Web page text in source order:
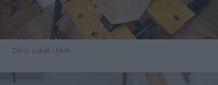
Zdroj: Lukáš Urblík